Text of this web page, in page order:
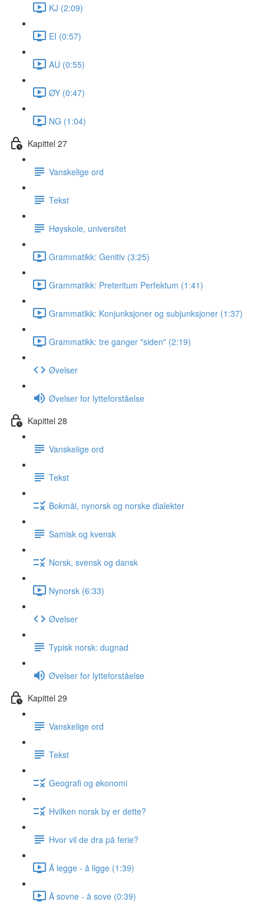
KJ (2:09)
EI (0:57)
AU (0:55)
ØY (0:47)
NG (1:04)
Kapittel 27
Vanskelige ord
Tekst
Høyskole, universitet
Grammatikk: Genitiv (3:25)
Grammatikk: Preteritum Perfektum (1:41)
Grammatikk: Konjunksjoner og subjunksjoner (1:37)
Grammatikk: tre ganger "siden" (2:19)
Øvelser
Øvelser for lytteforståelse
Kapittel 28
Vanskelige ord
Tekst
Bokmål, nynorsk og norske dialekter
Samisk og kvensk
Norsk, svensk og dansk
Nynorsk (6:33)
Øvelser
Typisk norsk: dugnad
Øvelser for lytteforståelse
Kapittel 29
Vanskelige ord
Tekst
Geografi og økonomi
Hvilken norsk by er dette?
Hvor vil de dra på ferie?
Å legge - å ligge (1:39)
Å sovne - å sove (0:39)